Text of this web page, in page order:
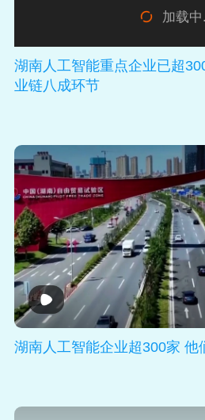
加载中
湖南人工智能重点企业已超
业链八成环节
湖南人工智能企业超300家 他